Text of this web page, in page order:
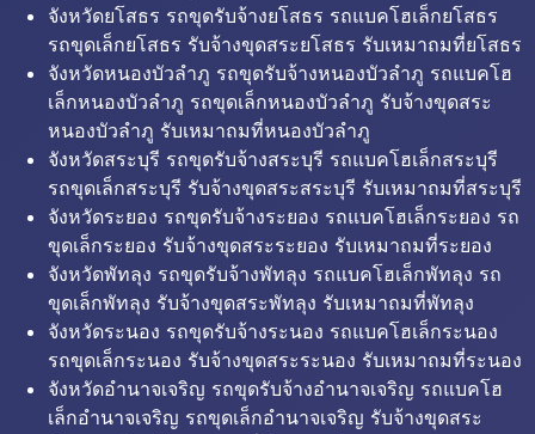
จังหวัดยโสธร รถขุดรับจ้างยโสธร รถแบคโฮเล็กยโสธร
รถขุดเล็กยโสธร รับจ้างขุดสระยโสธร รับเหมาถมที่ยโสธร
จังหวัดหนองบัวลำภู รถขุดรับจ้างหนองบัวลำภู รถแบคโฮ
เล็กหนองบัวลำภู รถขุดเล็กหนองบัวลำภู รับจ้างขุดสระ
หนองบัวลำภู รับเหมาถมที่หนองบัวลำภู
จังหวัดสระบุรี รถขุดรับจ้างสระบุรี รถแบคโฮเล็กสระบุรี
รถขุดเล็กสระบุรี รับจ้างขุดสระสระบุรี รับเหมาถมที่สระบุรี
จังหวัดระยอง รถขุดรับจ้างระยอง รถแบคโฮเล็กระยอง รถ
ขุดเล็กระยอง รับจ้างขุดสระระยอง รับเหมาถมที่ระยอง
จังหวัดพัทลุง รถขุดรับจ้างพัทลุง รถแบคโฮเล็กพัทลุง รถ
ขุดเล็กพัทลุง รับจ้างขุดสระพัทลุง รับเหมาถมที่พัทลุง
จังหวัดระนอง รถขุดรับจ้างระนอง รถแบคโฮเล็กระนอง
รถขุดเล็กระนอง รับจ้างขุดสระระนอง รับเหมาถมที่ระนอง
จังหวัดอำนาจเจริญ รถขุดรับจ้างอำนาจเจริญ รถแบคโฮ
เล็กอำนาจเจริญ รถขุดเล็กอำนาจเจริญ รับจ้างขุดสระ